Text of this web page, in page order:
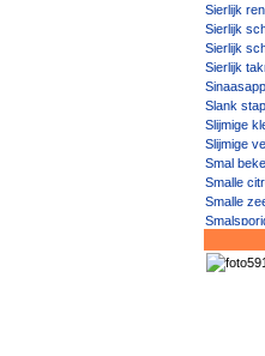
Sierlijk
Sierlijk
Sierlijk
Sierlijk
Slank
Slijmige
Slijmige
Smal
Smalle
Smalle